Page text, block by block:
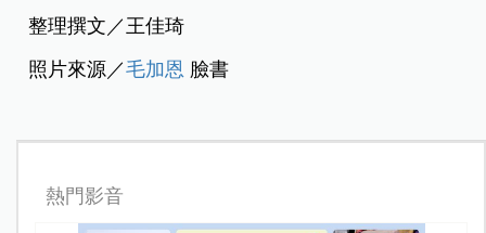
整理撰文／王佳琦
照片來源／毛加恩 臉書
熱門影音